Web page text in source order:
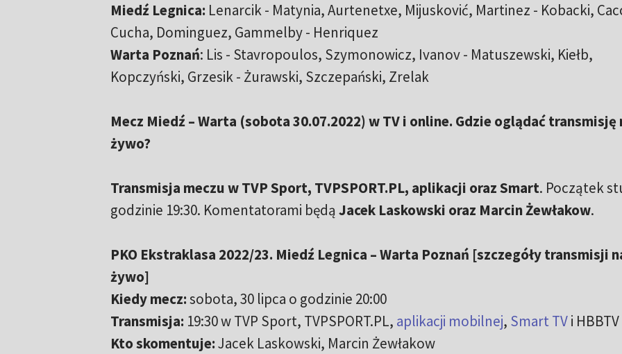
Miedź Legnica: Lenarcik - Matynia, Aurtenetxe, Mijusković, Martinez - Kobacki,
Cucha, Dominguez, Gammelby - Henriquez
Warta Poznań: Lis - Stavropoulos, Szymonowicz, Ivanov - Matuszewski, Kiełb,
Kopczyński, Grzesik - Żurawski, Szczepański, Zrelak
Mecz Miedź – Warta (sobota 30.07.2022) w TV i online. Gdzie oglądać transmisję
żywo?
Transmisja meczu w TVP Sport, TVPSPORT.PL, aplikacji oraz Smart. Początek
godzinie 19:30. Komentatorami będą Jacek Laskowski oraz Marcin Żewłakow.
PKO Ekstraklasa 2022/23. Miedź Legnica – Warta Poznań [szczegóły transmisji
żywo]
Kiedy mecz:sobota, 30 lipca o godzinie 20:00
Transmisja: 19:30 w TVP Sport, TVPSPORT.PL, aplikacji mobilnej, Smart TVi HBBTV
Kto skomentuje:Jacek Laskowski, Marcin Żewłakow